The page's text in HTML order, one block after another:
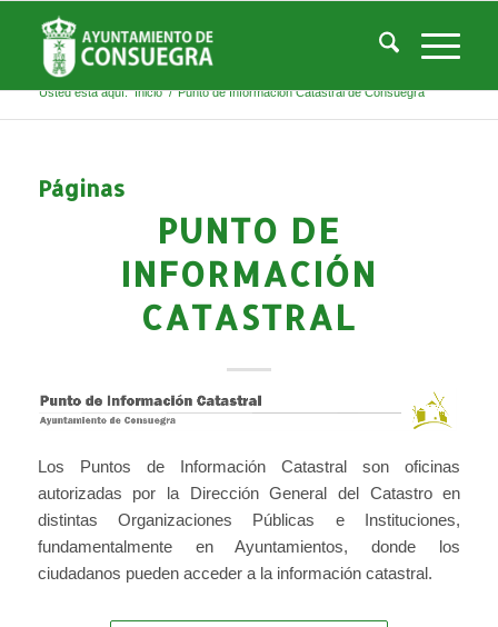
Listado de la etiqueta: Punto de Información
Catastral de Consuegra
Usted está aquí: Inicio / Punto de Información Catastral de Consuegra
Páginas
PUNTO DE
INFORMACIÓN
CATASTRAL
Los Puntos de Información Catastral son oficinas
autorizadas por la Dirección General del Catastro en
distintas Organizaciones Públicas e Instituciones,
fundamentalmente en Ayuntamientos, donde los
ciudadanos pueden acceder a la información catastral.